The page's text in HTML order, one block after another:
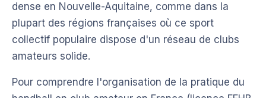
dense en Nouvelle-Aquitaine, comme dans la
plupart des régions françaises où ce sport
collectif populaire dispose d'un réseau de clubs
amateurs solide.
Pour comprendre l'organisation de la pratique du